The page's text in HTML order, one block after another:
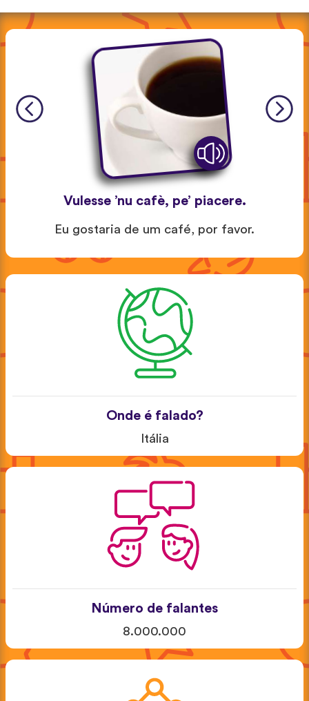
Vulesse ’nu cafè, pe’ piacere.
Eu gostaria de um café, por favor.
Onde é falado?
Itália
Número de falantes
8.000.000